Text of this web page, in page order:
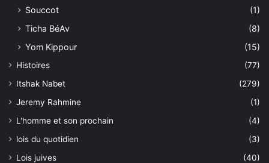
Souccot
(1)
Ticha BéAv
(8)
Yom Kippour
(15)
Histoires
(77)
Itshak Nabet
(279)
Jeremy Rahmine
(1)
L'homme et son prochain
(4)
lois du quotidien
(3)
Lois juives
(40)